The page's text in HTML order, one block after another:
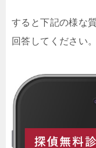
すると下記の様な
回答してください。